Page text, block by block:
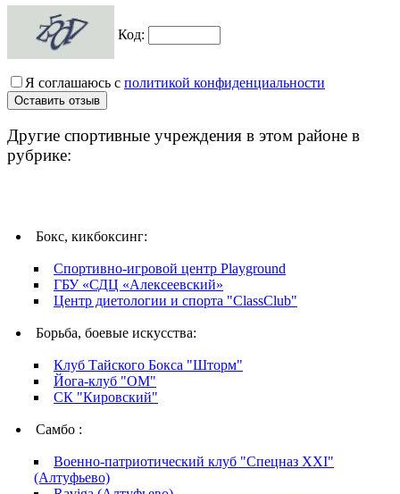
Код:
Я соглашаюсь с политикой конфиденциальности
Другие спортивные учреждения в этом районе в
рубрике:
Бокс, кикбоксинг:
Спортивно-игровой центр Playground
ГБУ «СДЦ «Алексеевский»
Центр диетологии и спорта "ClassClub"
Борьба, боевые искусства:
Клуб Тайского Бокса "Шторм"
Йога-клуб "ОМ"
СК "Кировский"
Самбо :
Военно-патриотический клуб "Спецназ XXI"
(Алтуфьево)